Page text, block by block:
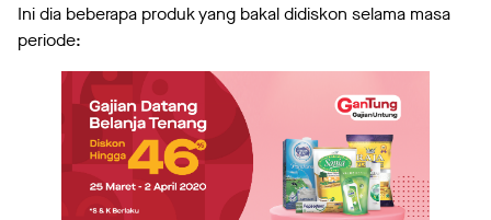
Ini dia beberapa produk yang bakal didiskon selama masa
periode: